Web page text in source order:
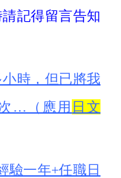
記得留言告知
時，但已將我
…（應用 日文
驗一年+任職日